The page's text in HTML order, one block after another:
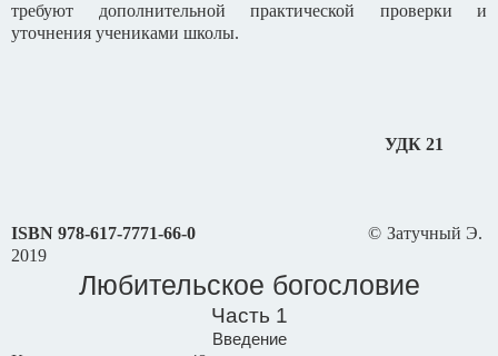
требуют дополнительной практической проверки и
уточнения учениками школы.
УДК 21
ISBN 978-617-7771-66-0© Затучный Э.
2019
Любительское богословие
Часть 1
Введение